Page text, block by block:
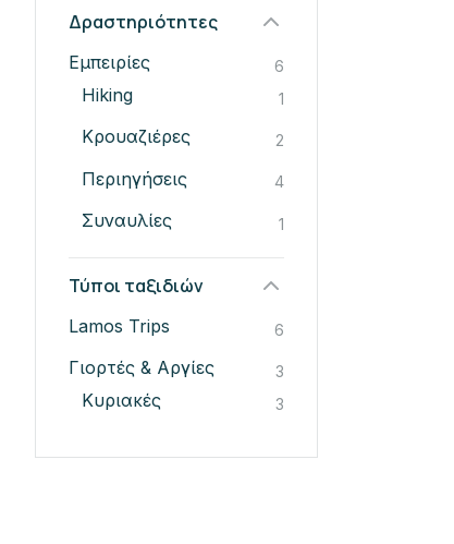
Δραστηριότητες
Εμπειρίες 6
Hiking 1
Κρουαζιέρες 2
Περιηγήσεις 4
Συναυλίες 1
Τύποι ταξιδιών
Lamos Trips 6
Γιορτές & Αργίες 3
Κυριακές 3